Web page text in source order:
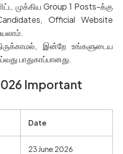
முக்கிய Group 1 Posts-க்கு
Official Website
.
, இன்றே உங்களுடைய
பாதுகாப்பானது.
Important
Date
23 June 2026